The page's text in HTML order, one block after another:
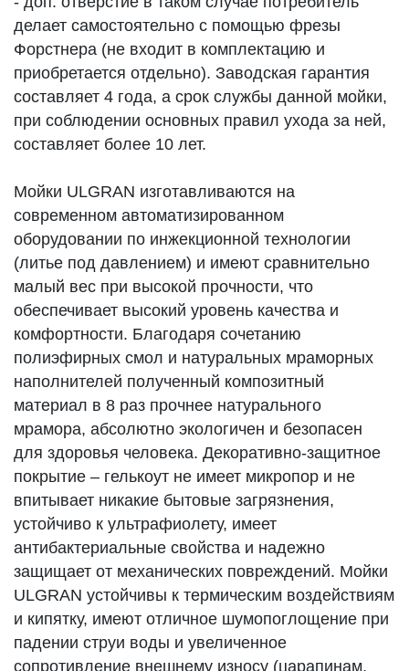
делает самостоятельно с помощью фрезы
Форстнера (не входит в комплектацию и
приобретается отдельно). Заводская гарантия
составляет 4 года, а срок службы данной мойки,
при соблюдении основных правил ухода за ней,
составляет более 10 лет.
Мойки ULGRAN изготавливаются на
современном автоматизированном
оборудовании по инжекционной технологии
(литье под давлением) и имеют сравнительно
малый вес при высокой прочности, что
обеспечивает высокий уровень качества и
комфортности. Благодаря сочетанию
полиэфирных смол и натуральных мраморных
наполнителей полученный композитный
материал в 8 раз прочнее натурального
мрамора, абсолютно экологичен и безопасен
для здоровья человека. Декоративно-защитное
покрытие – гелькоут не имеет микропор и не
впитывает никакие бытовые загрязнения,
устойчиво к ультрафиолету, имеет
антибактериальные свойства и надежно
защищает от механических повреждений. Мойки
ULGRAN устойчивы к термическим воздействиям
и кипятку, имеют отличное шумопоглощение при
падении струи воды и увеличенное
сопротивление внешнему износу (царапинам,